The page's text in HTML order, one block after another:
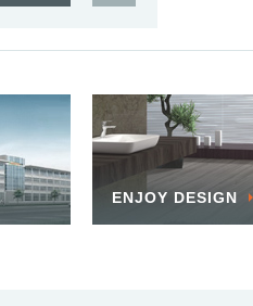
ENJOY DESIGN